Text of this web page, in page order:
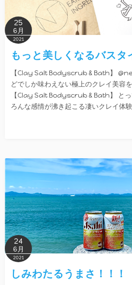
25
6月
2021
もっと美しくなるバスタ
【Clay Salt Bodyscrub & Bath】
どでしか味わえない極上のクレイ美容
【Clay Salt Bodyscrub & Bath】 と
ろんな感情が沸き起こる凄いクレイ体
24
6月
2021
しみわたるうまさ！！！